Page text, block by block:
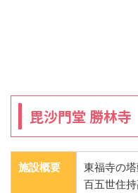
毘沙門堂 勝林寺
施設概要
東福寺の
百五世住